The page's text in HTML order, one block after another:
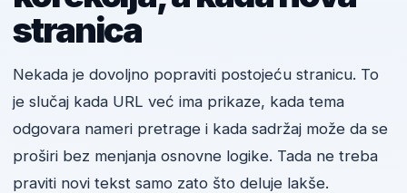
stranica
Nekada je dovoljno popraviti postojeću stranicu. To
je slučaj kada URL već ima prikaze, kada tema
odgovara nameri pretrage i kada sadržaj može da se
proširi bez menjanja osnovne logike. Tada ne treba
praviti novi tekst samo zato što deluje lakše.